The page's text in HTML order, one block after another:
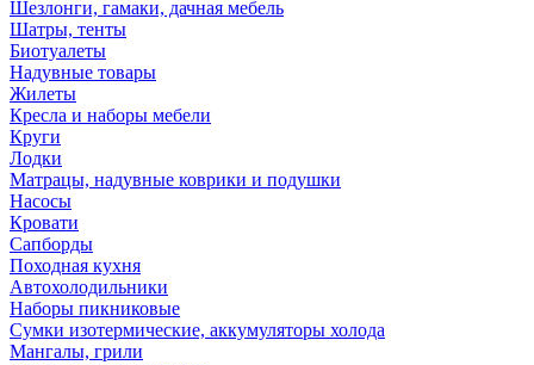
Шезлонги, гамаки, дачная мебель
Шатры, тенты
Биотуалеты
Надувные товары
Жилеты
Кресла и наборы мебели
Круги
Лодки
Матрацы, надувные коврики и подушки
Насосы
Кровати
Сапборды
Походная кухня
Автохолодильники
Наборы пикниковые
Сумки изотермические, аккумуляторы холода
Мангалы, грили